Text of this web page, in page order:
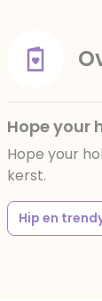
Hope your
Hope your
kerst.
Hip en